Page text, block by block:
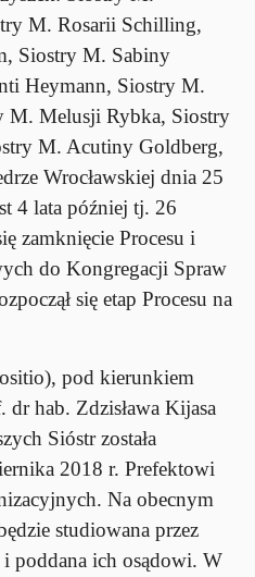
M. Rosarii Schilling,
Siostry M. Sabiny
Heymann, Siostry M.
M. Melusji Rybka, Siostry
M. Acutiny Goldberg,
Wrocławskiej dnia 25
4 lata później tj. 26
zamknięcie Procesu i
do Kongregacji Spraw
się etap Procesu na
pod kierunkiem
hab. Zdzisława Kijasa
Sióstr została
2018 r. Prefektowi
Na obecnym
studiowana przez
poddana ich osądowi. W